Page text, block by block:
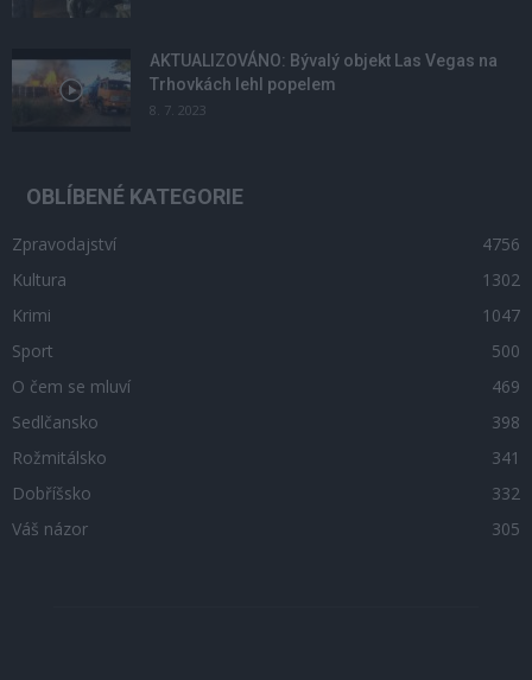
AKTUALIZOVÁNO: Bývalý objekt Las Vegas na
Trhovkách lehl popelem
8. 7. 2023
OBLÍBENÉ KATEGORIE
Zpravodajství
4756
Kultura
1302
Krimi
1047
Sport
500
O čem se mluví
469
Sedlčansko
398
Rožmitálsko
341
Dobříšsko
332
Váš názor
305